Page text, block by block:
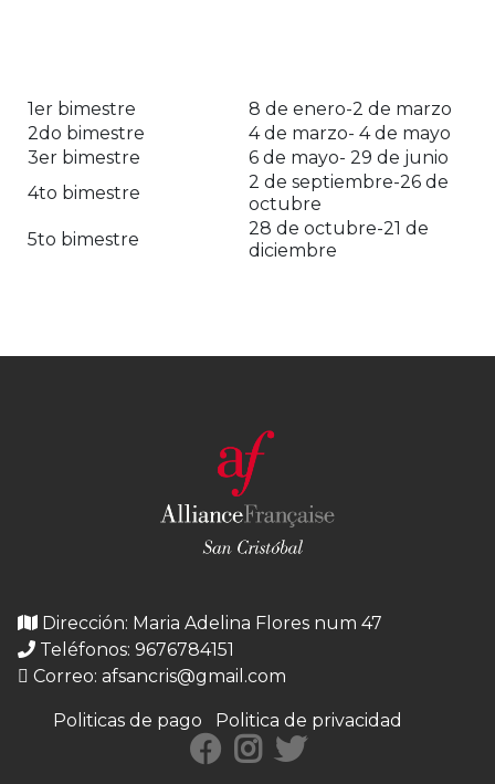
1er bimestre
8 de enero-2 de marzo
2do bimestre
4 de marzo- 4 de mayo
3er bimestre
6 de mayo- 29 de junio
4to bimestre
2 de septiembre-26 de
octubre
5to bimestre
28 de octubre-21 de
diciembre
Dirección: Maria Adelina Flores num 47
Teléfonos: 9676784151
Correo: afsancris@gmail.com
Politicas de pago Politica de privacidad